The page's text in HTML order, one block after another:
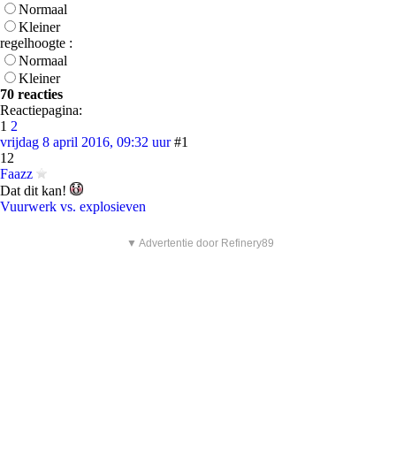
Normaal
Kleiner
regelhoogte :
Normaal
Kleiner
70 reacties
Reactiepagina:
1 2
vrijdag 8 april 2016, 09:32 uur #1
12
Faazz
Dat dit kan!
Vuurwerk vs. explosieven
▼ Advertentie door Refinery89